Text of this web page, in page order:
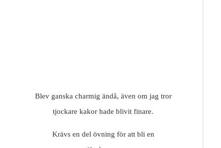
Blev ganska charmig ändå, även om jag tror
tjockare kakor hade blivit finare.
Krävs en del övning för att bli en